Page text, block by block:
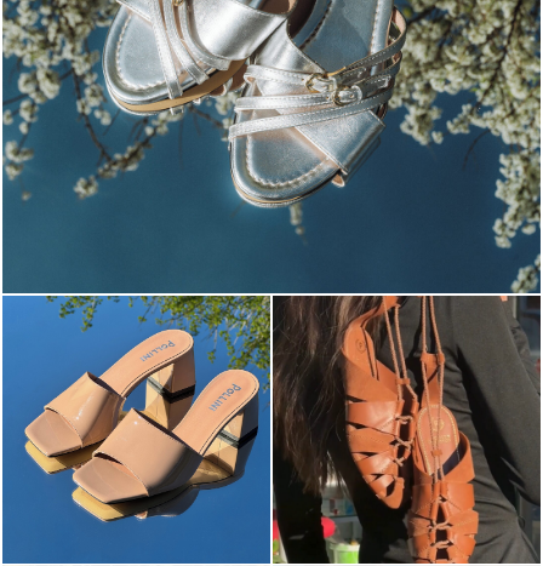
Blending sass and class, the Echos mule in silver is...